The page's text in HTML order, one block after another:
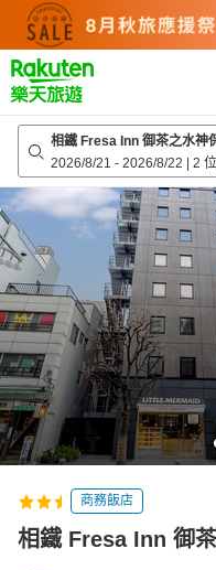
top
page
相鐵 Fresa Inn 御茶之水神
2026/8/21 - 2026/8/22 | 2
商務飯店
相鐵 Fresa Inn 御